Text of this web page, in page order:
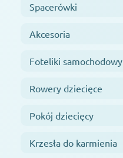
Spacerówki
Akcesoria
Foteliki samochodowy
Rowery dziecięce
Pokój dziecięcy
Krzesła do karmienia